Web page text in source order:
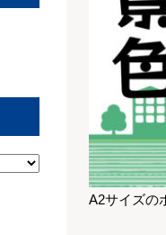
A2サイズの